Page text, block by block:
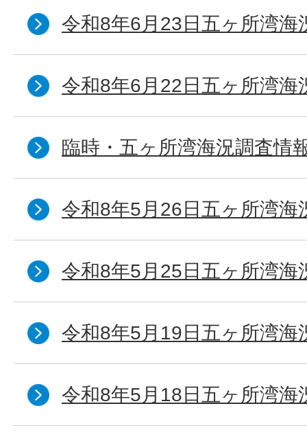
令和8年6月23日五ヶ所湾海
令和8年6月22日五ヶ所湾海
臨時・五ヶ所湾海況調査情
令和8年5月26日五ヶ所湾海
令和8年5月25日五ヶ所湾海
令和8年5月19日五ヶ所湾海
令和8年5月18日五ヶ所湾海